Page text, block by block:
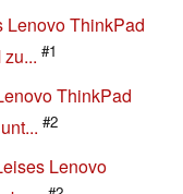
Lenovo ThinkPad
#1
ThinkPad
#2
Lenovo